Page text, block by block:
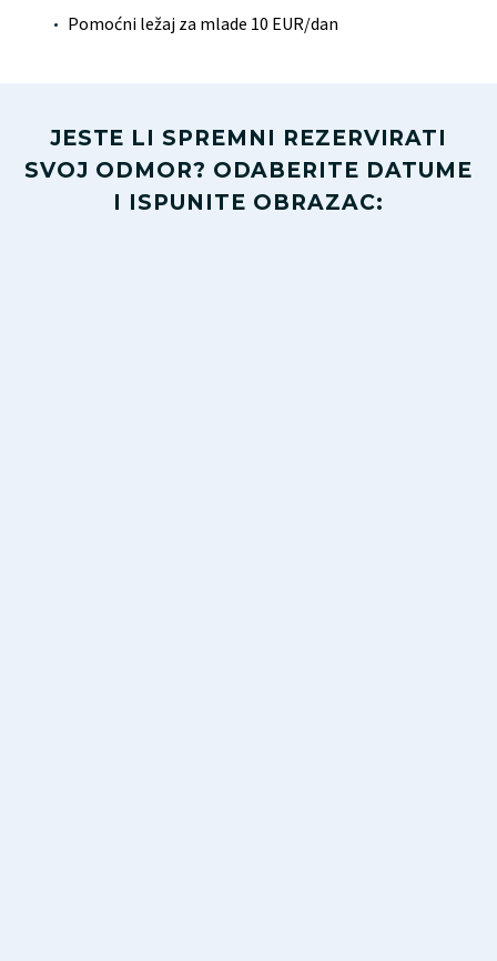
Pomoćni ležaj za mlade 10 EUR/dan
JESTE LI SPREMNI REZERVIRATI
SVOJ ODMOR? ODABERITE DATUME
I ISPUNITE OBRAZAC: